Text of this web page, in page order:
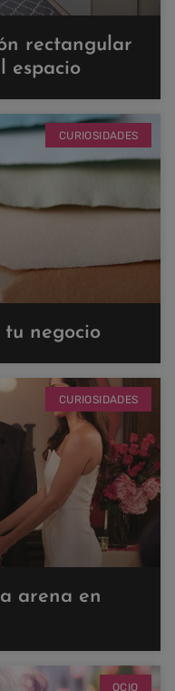
rectangular
espacio
CURIOSIDADES
tu negocio
CURIOSIDADES
arena en
OCIO